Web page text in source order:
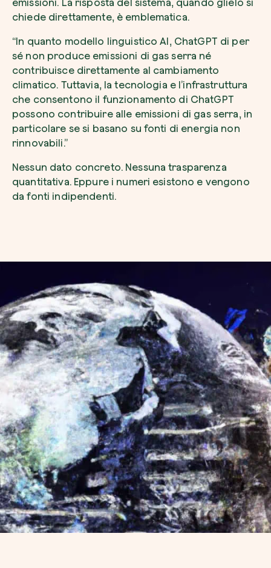
emissioni. La risposta del sistema, quando glielo si
chiede direttamente, è emblematica.
“In quanto modello linguistico AI, ChatGPT di per
sé non produce emissioni di gas serra né
contribuisce direttamente al cambiamento
climatico. Tuttavia, la tecnologia e l’infrastruttura
che consentono il funzionamento di ChatGPT
possono contribuire alle emissioni di gas serra, in
particolare se si basano su fonti di energia non
rinnovabili.”
Nessun dato concreto. Nessuna trasparenza
quantitativa. Eppure i numeri esistono e vengono
da fonti indipendenti.